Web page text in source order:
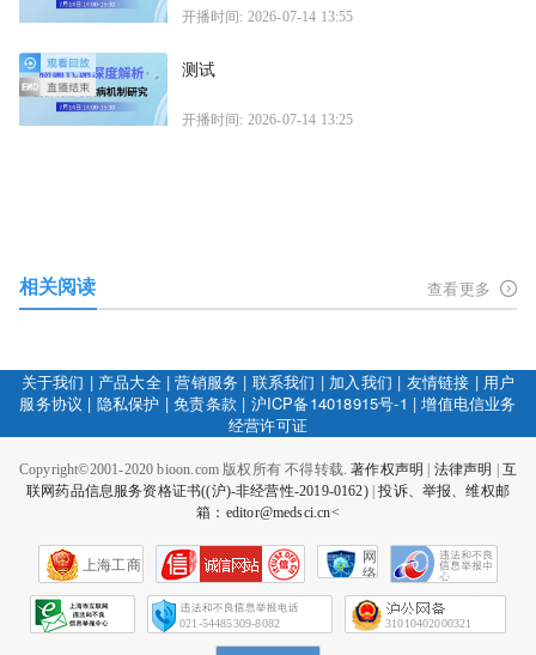
开播时间: 2026-07-14 13:55
测试
开播时间: 2026-07-14 13:25
相关阅读 查看更多
关于我们 | 产品大全|营销服务 | 联系我们 | 加入我们 | 友情链接 | 用户
服务协议 | 隐私保护 |免责条款 | 沪ICP备14018915号-1 |增值电信业务
经营许可证
Copyright©2001-2020 bioon.com 版权所有 不得转载.著作权声明 法律声明
互
联网药品信息服务资格证书((沪)-非经营性-2019-0162)|投诉、举报、维权邮
箱：editor@medsci.cn<
上海工商
网
络
会
征
021-54485309-8082 31010402000321